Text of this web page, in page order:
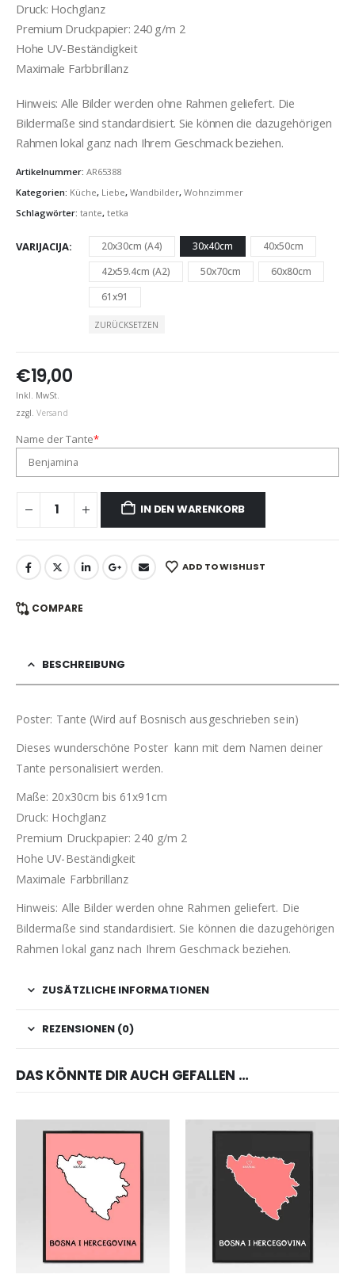
Druck: Hochglanz
Premium Druckpapier: 240 g/m 2
Hohe UV-Beständigkeit
Maximale Farbbrillanz
Hinweis: Alle Bilder werden ohne Rahmen geliefert. Die
Bildermaße sind standardisiert. Sie können die dazugehörigen
Rahmen lokal ganz nach Ihrem Geschmack beziehen.
Artikelnummer: AR65388
Kategorien: Küche, Liebe, Wandbilder, Wohnzimmer
Schlagwörter: tante, tetka
VARIJACIJA 20x30cm (A4) 30x40cm
40x50cm
42x59.4cm (A2)
50x70cm
60x80cm
61x91
ZURÜCKSETZEN
€19,00
Inkl. MwSt.
zzgl. Versand
Name der Tante*
IN DEN WARENKORB
ADD TO WISHLIST
COMPARE
BESCHREIBUNG
Poster: Tante (Wird auf Bosnisch ausgeschrieben sein)
Dieses wunderschöne Poster kann mit dem Namen deiner
Tante personalisiert werden.
Maße: 20x30cm bis 61x91cm
Druck: Hochglanz
Premium Druckpapier: 240 g/m 2
Hohe UV-Beständigkeit
Maximale Farbbrillanz
Hinweis: Alle Bilder werden ohne Rahmen geliefert. Die
Bildermaße sind standardisiert. Sie können die dazugehörigen
Rahmen lokal ganz nach Ihrem Geschmack beziehen.
ZUSÄTZLICHE INFORMATIONEN
REZENSIONEN (0)
DAS KÖNNTE DIR AUCH GEFALLEN …